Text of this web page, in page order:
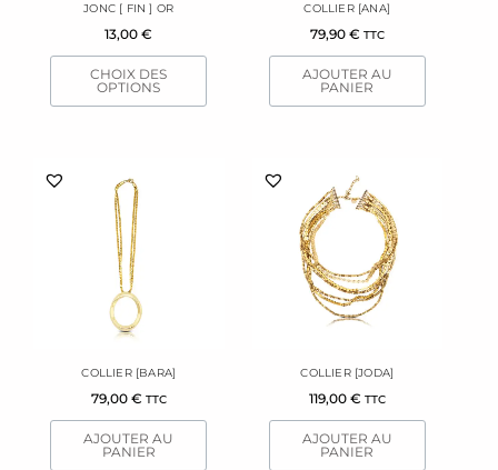
JONC [ FIN ] OR
13,00€
CHOIX DES
OPTIONS
la
du
COLLIER [ANA]
79,90 € TTC
AJOUTER AU
PANIER
COLLIER [BARA]
79,00 € TTC
AJOUTER AU
PANIER
COLLIER [JODA]
119,00 € TTC
AJOUTER AU
PANIER